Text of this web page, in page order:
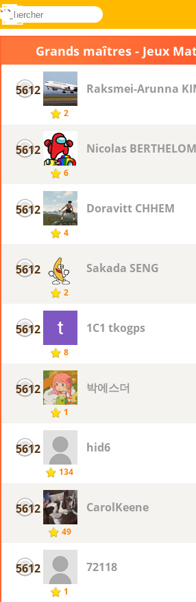
Novel
rechercher
Connectez-
Menu
Grands maîtres - Jeux
5612
2
Raksmei-Arunna
5612
6
Nicolas
5612
4
Doravitt CHHEM
5612
2
Sakada SENG
5612
8
1C1 tkogps
5612
1
박에스더
5612
134
hid6
5612
49
CarolKeene
5612
1
72118